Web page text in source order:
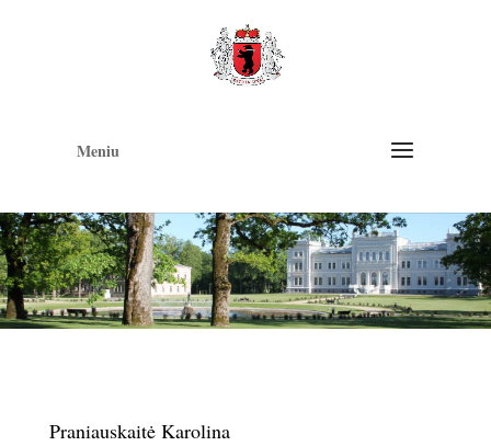
Meniu
Praniauskaitė Karolina